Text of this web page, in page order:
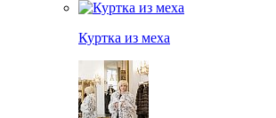
Куртка из меха